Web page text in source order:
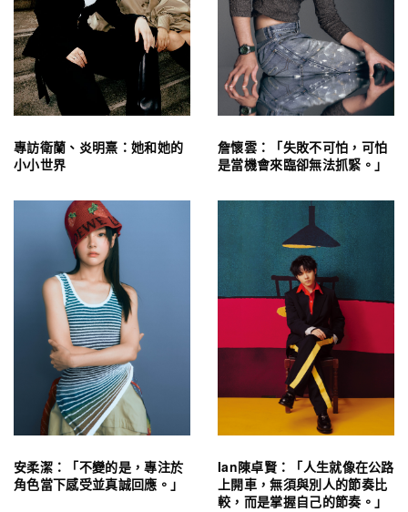
專訪衛蘭、炎明熹：她和她的
小小世界
詹懷雲：「失敗不可怕，可怕
是當機會來臨卻無法抓緊。」
安柔潔：「不變的是，專注於
角色當下感受並真誠回應。」
Ian陳卓賢：「人生就像在公路
上開車，無須與別人的節奏比
較，而是掌握自己的節奏。」